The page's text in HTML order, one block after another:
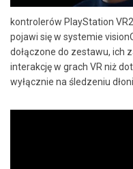
kontrolerów PlayStation
pojawi się w systemie
dołączone do zestawu, ich
interakcję w grach VR niż
wyłącznie na śledzeniu dłoni.